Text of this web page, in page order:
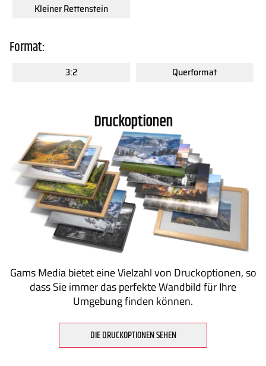
Kleiner Rettenstein
Format:
3:2 Querformat
Druckoptionen
Gams Media bietet eine Vielzahl von Druckoptionen, so
dass Sie immer das perfekte Wandbild für Ihre
Umgebung finden können.
DIE DRUCKOPTIONEN SEHEN